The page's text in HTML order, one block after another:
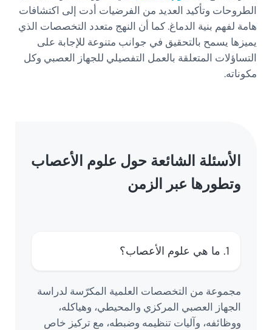
الطروحات وتأكيد العديد من الفرضيات أدت إلى اكتشافات
هامة لفهم بنية الدماغ. كما أن النهج متعدد التخصصات الذي
يميزها يسمح بالتحقيق في جوانب متنوعة للإجابة على
التساؤلات المتعلقة بالعمل التفصيلي للجهاز العصبي وكل
مكوناته.
الأسئلة الشائعة حول علوم الأعصاب
وتطورها عبر الزمن
1. ما هي علوم الأعصاب؟
مجموعة من التخصصات العلمية المكرّسة لدراسة
الجهاز العصبي المركزي والمحيطي، وهياكله،
ووظائفه، وآليات تنظيمه وضبطه، مع تركيز خاص